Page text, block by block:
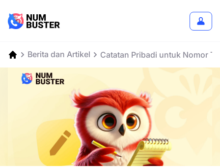
Berita dan Artikel Catatan Pribadi untuk Nomor